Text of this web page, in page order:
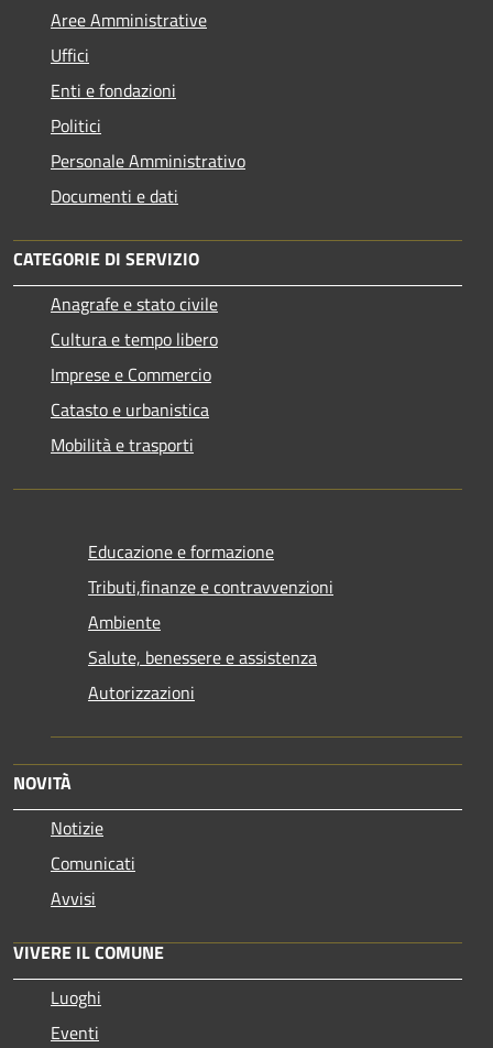
Aree Amministrative
Uffici
Enti e fondazioni
Politici
Personale Amministrativo
Documenti e dati
CATEGORIE DI SERVIZIO
Anagrafe e stato civile
Cultura e tempo libero
Imprese e Commercio
Catasto e urbanistica
Mobilità e trasporti
Educazione e formazione
Tributi,finanze e contravvenzioni
Ambiente
Salute, benessere e assistenza
Autorizzazioni
NOVITÀ
Notizie
Comunicati
Avvisi
VIVERE IL COMUNE
Luoghi
Eventi